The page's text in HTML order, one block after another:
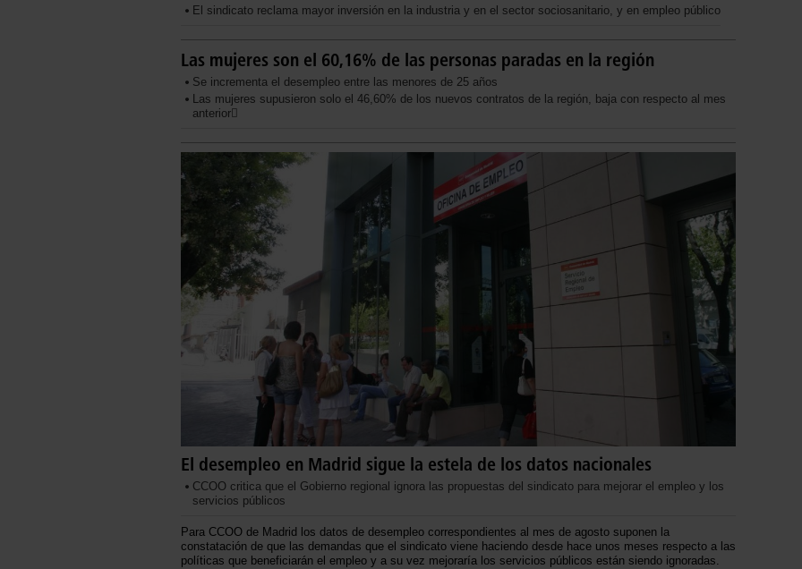
El sindicato reclama mayor inversión en la industria y en el sector sociosanitario, y en empleo público
Las mujeres son el 60,16% de las personas paradas en la región
Se incrementa el desempleo entre las menores de 25 años
Las mujeres supusieron solo el 46,60% de los nuevos contratos de la región, baja con respecto al mes
anterior
El desempleo en Madrid sigue la estela de los datos nacionales
CCOO critica que el Gobierno regional ignora las propuestas del sindicato para mejorar el empleo y los
servicios públicos
Para CCOO de Madrid los datos de desempleo correspondientes al mes de agosto suponen la
constatación de que las demandas que el sindicato viene haciendo desde hace unos meses respecto a las
políticas que beneficiarán el empleo y a su vez mejoraría los servicios públicos están siendo ignoradas.